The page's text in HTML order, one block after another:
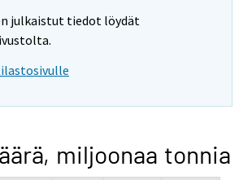
julkaistut tiedot löydät
miljoonaa tonnia